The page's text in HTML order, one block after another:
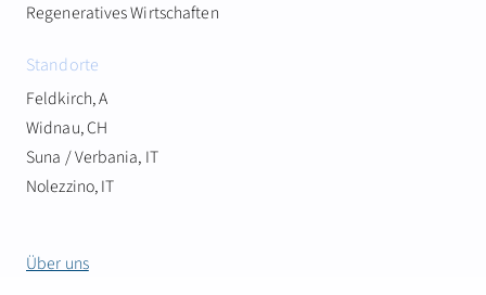
Regeneratives Wirtschaften
Standorte
Feldkirch, A
Widnau, CH
Suna / Verbania, IT
Nolezzino, IT
Über uns